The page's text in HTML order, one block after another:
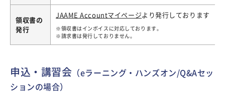
領収書の
発行
JAAME Accountマイページより発行しております
領収書はインボイスに対応しております。
請求書は発行しておりません。
申込・講習会 （eラーニング・ハンズオン/Q&Aセッ
ションの場合）